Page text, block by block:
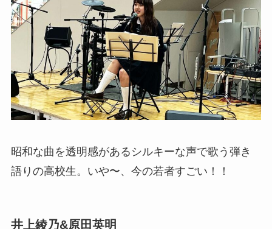
昭和な曲を透明感があるシルキーな声で歌う弾き
語りの高校生。いや〜、今の若者すごい！！
井上綾乃&原田英明